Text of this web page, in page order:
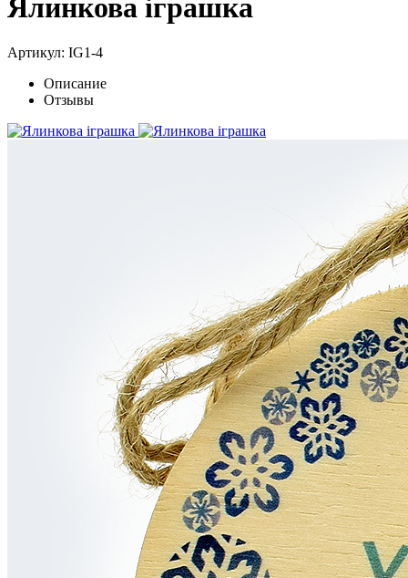
Ялинкова іграшка
Артикул: IG1-4
Описание
Отзывы